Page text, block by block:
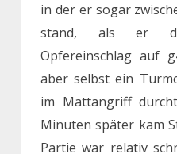
in der er sogar
stand, als er
Opfereinschlag auf
aber selbst ein
im Mattangriff
Minuten später kam
Partie war relativ